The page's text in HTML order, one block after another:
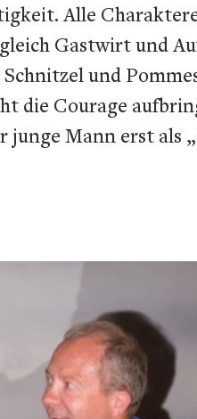
Alle
Gastwirt und
und
die Courage
junge Mann erst als